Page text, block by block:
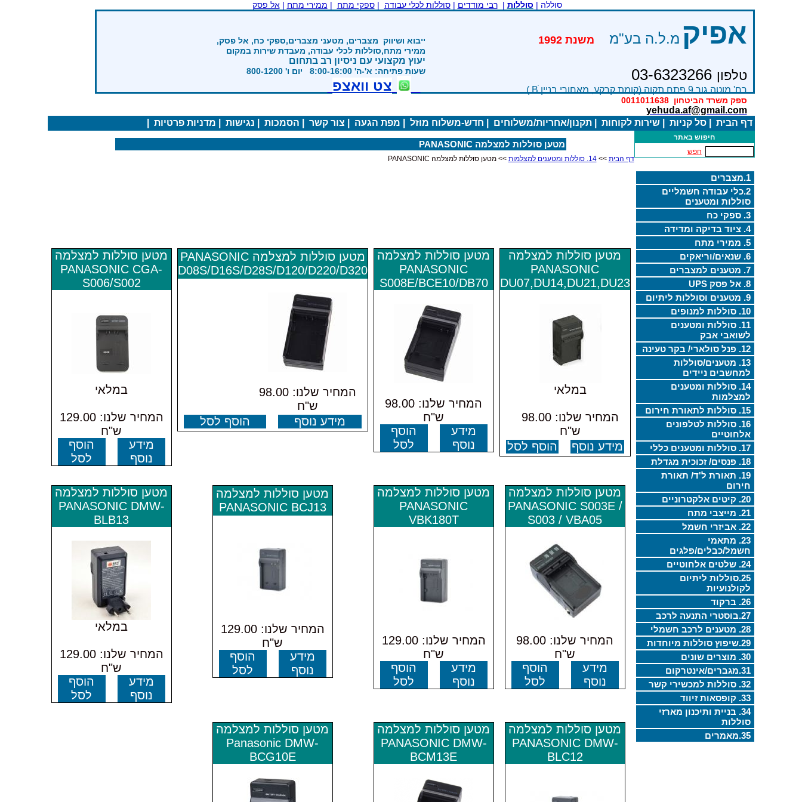
סוללה | סוללות |רבי מודדים |סוללות לכלי עבודה |ספקי מתח | ממירי מתח |אל פסק
אפיק מ.ל.ה בע"מ
טלפון 03-6323266
רח' מוטה גור 9 פתח תקוה (קומת קרקע, מאחורי בניין Bׂ )
ספק משרד הביטחון0011011638
yehuda.af@gmail.com
ייבוא ושיווק מצברים, מטעני מצברים,ספקי כח, אל פסק,
ממירי מתח,סוללות לכלי עבודה, מעבדת שירות במקום
יעוץ מקצועי עם ניסיון רב בתחום
שעות פתיחה: א'-ה' 8:00-16:00 יום ו' 800-1200
צט וואצפ
דף הבית סל קניות שירות לקוחות תקנון/אחריות/משלוחים חדש-משלוח מוזל מפת הגעה צור קשר הסמכות נגישות מדניות פרטיות
חיפוש באתר
חפש
1.מצברים
2.כלי עבודה חשמליים
סוללות ומטענים
3. ספקי כח
4. ציוד בדיקה ומדידה
5. ממירי מתח
6. שנאים/וריאקים
7. מטענים למצברים
8. אל פסק UPS
9. מטענים וסוללות ליתיום
10. סוללות למנופים
11. סוללות ומטענים
לשואבי אבק
12. פנל סולארי/ בקר טעינה
13. מטענים/סוללות
למחשבים ניידים
14. סוללות ומטענים
למצלמות
15. סוללות לתאורת חירום
16. סוללות לטלפונים
אלחוטיים
17. סוללות ומטענים כללי
18. פנסים/ זכוכית מגדלת
19. תאורת ל'ד/ תאורת
חירום
20. קיטים אלקטרוניים
21. מייצבי מתח
22. אביזרי חשמל
23. מתאמי
חשמל/כבלים/פלגים
24. שלטים אלחוטיים
25.סוללות ליתיום
לקולנועיות
26. ברקוד
27.בוסטרי התנעה לרכב
28. מטענים לרכב חשמלי
29.שיפוץ סוללות מיוחדות
30. מוצרים שונים
31.מגברים/אינטרקום
32. סוללות למכשירי קשר
33. קופסאות זיווד
34. בניית ותיכנון מארזי
סוללות
35.מאמרים
מטען סוללות למצלמה PANASONIC
דף הבית >>14. סוללות ומטענים למצלמות >> מטען סוללות למצלמה PANASONIC
מטען סוללות למצלמה
PANASONIC
DU07,DU14,DU21,DU23
במלאי
המחיר שלנו: 98.00
ש"ח
מידע נוסף
הוסף לסל
מטען סוללות למצלמה
PANASONIC
S008E/BCE10/DB70
המחיר שלנו: 98.00
ש"ח
מידע
נוסף
הוסף
לסל
מטען סוללות למצלמה PANASONIC
D08S/D16S/D28S/D120/D220/D320
המחיר שלנו: 98.00
ש"ח
מידע נוסף
הוסף לסל
מטען סוללות למצלמה
PANASONIC CGA-
S006/S002
במלאי
המחיר שלנו: 129.00
ש"ח
מידע
נוסף
הוסף
לסל
מטען סוללות למצלמה
PANASONIC S003E /
S003 / VBA05
המחיר שלנו: 98.00
ש"ח
מידע
נוסף
הוסף
לסל
מטען סוללות למצלמה
PANASONIC
VBK180T
המחיר שלנו: 129.00
ש"ח
מידע
נוסף
הוסף
לסל
מטען סוללות למצלמה
PANASONIC BCJ13
המחיר שלנו: 129.00
ש"ח
מידע
נוסף
הוסף
לסל
מטען סוללות למצלמה
PANASONIC DMW-
BLB13
במלאי
המחיר שלנו: 129.00
ש"ח
מידע
נוסף
הוסף
לסל
מטען סוללות למצלמה
PANASONIC DMW-
BLC12
מטען סוללות למצלמה
PANASONIC DMW-
BCM13E
מטען סוללות למצלמה
Panasonic DMW-
BCG10E